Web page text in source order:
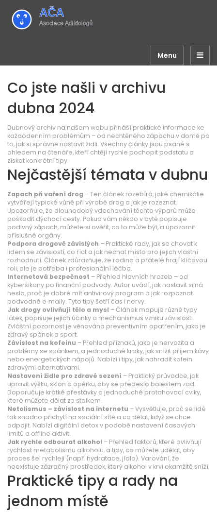
Menu
Co jste našli v archivu
dubna 2024
Dubnový archiv na našem webu přináší praktické informace ke
každodenním problémům – od nechtěného zápachu v domě po
to, jak si správně nastavit židli. Všechny články jsou psané s
ohledem na čtenáře, kteří chtějí rychle pochopit podstatu a
získat konkrétní tipy.
Nejčastější témata v dubnu
Zapach při vaření drog – Ten článek rozebírá, jaké chemikálie
vytvářejí typické vůně při výrobě drog a jak je rozeznat.
Upozorňuje, že dlouhodobý vdechování těchto výparů může
poškodit dýchací cesty. Pokud vám někdo v bytě popisuje
podivný zápach, můžete si ověřit, co to může být, a upozornit
příslušné orgány.
Podpora drogově závislých – Praktické rady, jak se chovat k
lidem se závislostí, co říct a jak nechat místo pro jejich vlastní
rozhodnutí. Článek zdůrazňuje, že rodina a přátelé hrají klíčovou
roli, ale je potřeba i profesionální léčba.
Internetová bezpečnost – Přehled hlavních hrozeb – od
kyberšikany po finanční podvody. Autor uvádí, jak nastavit silná
hesla, proč je dobré mít antivirový program a jak rozpoznat
podvodné e‑maily. Tyto tipy šetří čas i nervy.
Jak drogy ovlivňují tělo a mysl – Článek mapuje různé typy
látek, popisuje jejich účinky a mechanismus vzniku závislosti.
Zvláštní pozornost je věnována preventivním opatřením, jako je
zdravý spánek a sport.
Závislost na kofeinu – Přehled příznaků, jako je nervozita a
problémy se spánkem, a jednoduché kroky, jak snížit příjem kávy
nebo energetických nápojů. Nabízí i tipy, jak nahradit kofein
zdravými alternativami.
Nastavení židle pro zdravé sezení – Praktický průvodce, jak
upravit výšku, sklon a opěrku, aby se předešlo bolestem zad.
Doporučuje krátké přestávky a jednoduché protahovací cviky,
které můžete dělat za stolkem.
Netolismus – závislost na internetu – Vysvětluje, proč se lidé
tak snadno přichytí na sociální sítě a co dělat, když se chce
odpojit. Nabízí digitální detox v podobě nastavení časových
limitů a offline aktivit.
Jak rychle odbourat alkohol – Přehled faktorů, které ovlivňují
rychlost metabolismu alkoholu, a tipy, co můžete udělat, aby
proces šel rychleji (např. hydratace, jídlo). Varování, že
neexistuje zázračný prostředek, který alkohol v krvi okamžitě sníží.
Praktické tipy a rady na
jednom místě